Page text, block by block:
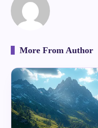
More From Author